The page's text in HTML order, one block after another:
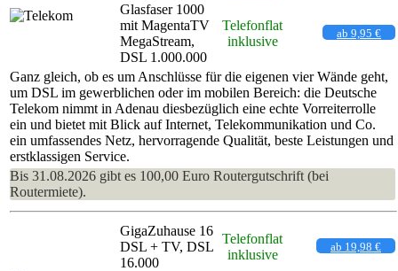
Glasfaser 1000
mit MagentaTV
MegaStream,
DSL 1.000.000
Telefonflat
inklusive
ab 9,95 €
Ganz gleich, ob es um Anschlüsse für die eigenen vier Wände geht,
um DSL im gewerblichen oder im mobilen Bereich: die Deutsche
Telekom nimmt in Adenau diesbezüglich eine echte Vorreiterrolle
ein und bietet mit Blick auf Internet, Telekommunikation und Co.
ein umfassendes Netz, hervorragende Qualität, beste Leistungen und
erstklassigen Service.
Bis 31.08.2026 gibt es 100,00 Euro Routergutschrift (bei
Routermiete).
GigaZuhause 16
DSL + TV, DSL
16.000
Telefonflat
inklusive
ab 19,98 €